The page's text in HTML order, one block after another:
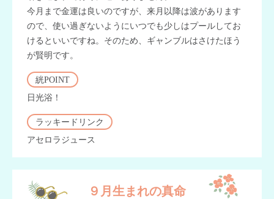
今月まで金運は良いのですが、来月以降は波があります
ので、使い過ぎないようにいつでも少しはプールしてお
けるといいですね。そのため、ギャンブルはさけたほう
が賢明です。
絖POINT
日光浴！
ラッキードリンク
アセロラジュース
９月生まれの真命